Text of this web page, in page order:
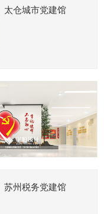
太仓城市党建馆
苏州税务党建馆